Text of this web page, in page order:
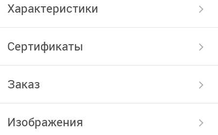
Характеристики
Сертификаты
Заказ
Изображения